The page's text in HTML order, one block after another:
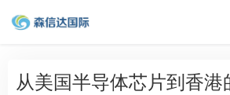
从美国半导体芯片到香港